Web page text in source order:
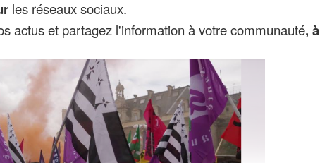
les réseaux sociaux.
actus et partagez l'information à votre communauté, à